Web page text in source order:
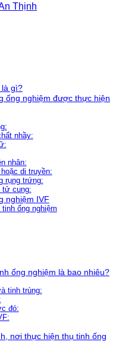
Thịnh
là gì?
ống nghiệm được thực hiện
nhầy:
nhân:
di truyền:
rụng trứng:
tử cung:
nghiệm IVF
ống nghiệm
ống nghiệm là bao nhiêu?
tinh trùng:
đó:
nơi thực hiện thụ tinh ống